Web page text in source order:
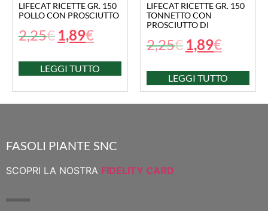
LIFECAT RICETTE GR. 150
POLLO CON PROSCIUTTO
2,25€ 1,89€
LEGGI TUTTO
LIFECAT RICETTE GR. 150
TONNETTO CON
PROSCIUTTO DI
2,25€ 1,89€
LEGGI TUTTO
FASOLI PIANTE SNC
SCOPRI LA NOSTRA FIDELITY CARD